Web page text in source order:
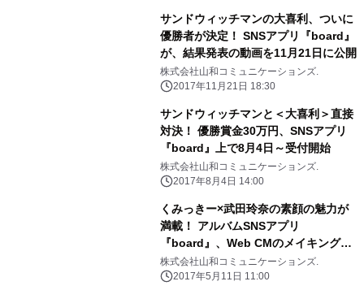
サンドウィッチマンの大喜利、ついに
優勝者が決定！ SNSアプリ『board』
が、結果発表の動画を11月21日に公開
株式会社山和コミュニケーションズ.
2017年11月21日 18:30
サンドウィッチマンと＜大喜利＞直接
対決！ 優勝賞金30万円、SNSアプリ
『board』上で8月4日～受付開始
株式会社山和コミュニケーションズ.
2017年8月4日 14:00
くみっきー×武田玲奈の素顔の魅力が
満載！ アルバムSNSアプリ
『board』、Web CMのメイキングを
配信
株式会社山和コミュニケーションズ.
2017年5月11日 11:00